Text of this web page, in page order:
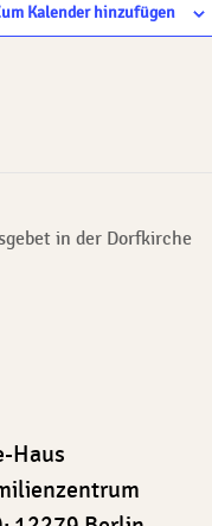
Kalender hinzufügen
in der Dorfkirche
Haus